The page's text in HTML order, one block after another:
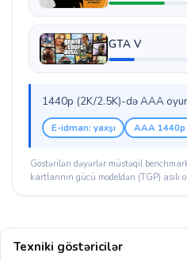
GTA V
1440p (2K/2.5K)-də AAA
E-idman: yaxşı AAA 1440p
Göstərilən dəyərlər müstəqil
kartlarının gücü modeldən (TGP) asılı
Texniki göstəricilər